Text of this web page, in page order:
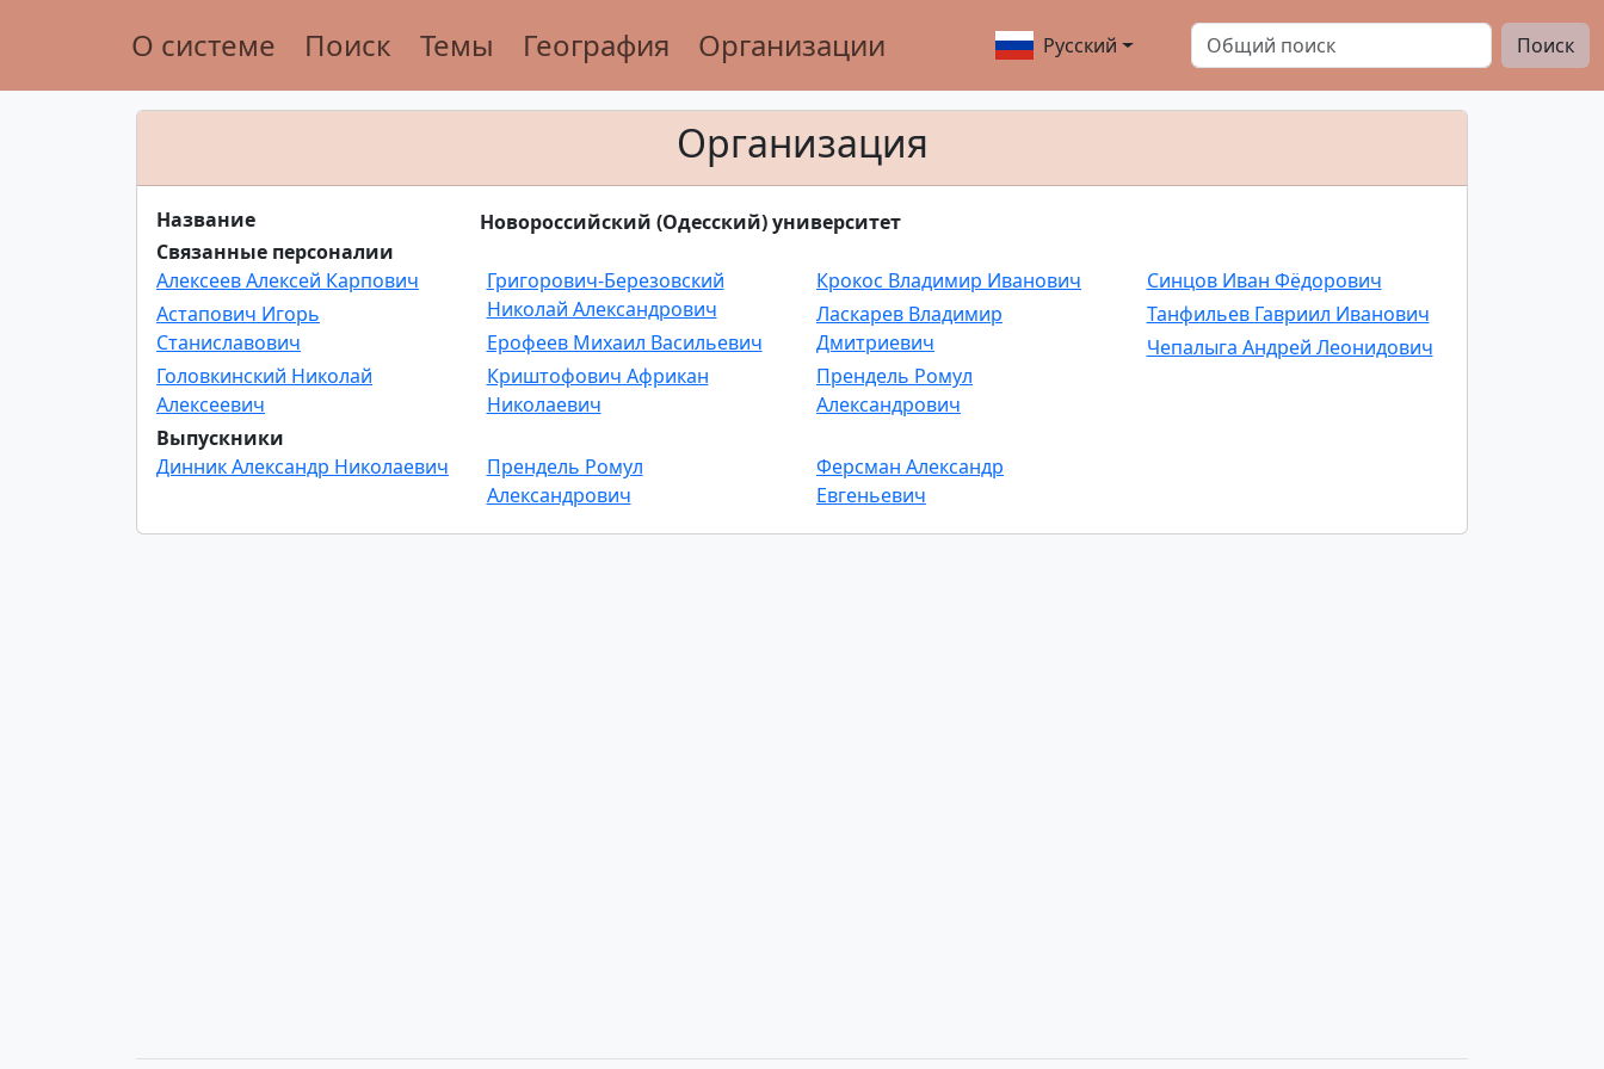
О системе Поиск Темы География Организации Русский Поиск
Организация
Название
Новороссийский (Одесский) университет
Связанные персоналии
Алексеев Алексей Карпович
Астапович Игорь
Станиславович
Головкинский Николай
Алексеевич
Григорович-Березовский
Николай Александрович
Ерофеев Михаил Васильевич
Криштофович Африкан
Николаевич
Крокос Владимир Иванович
Ласкарев Владимир
Дмитриевич
Прендель Ромул
Александрович
Синцов Иван Фёдорович
Танфильев Гавриил Иванович
Чепалыга Андрей Леонидович
Выпускники
Динник Александр Николаевич
Прендель Ромул
Александрович
Ферсман Александр
Евгеньевич